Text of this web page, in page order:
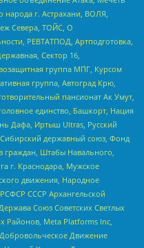
г. Астрахани, ВОЛЯ,
Севера, ТОЙС, О
РЕВТАТПОД, Артподготовка,
Сектор 16,
группа МПГ, Курсом
группа, Автоград Крю,
пансионат Ак Умут,
единство, Башкорт, Нация
Дафа, Иртыш Ultras, Русский
державный союз, Фонд
Штабы Навального,
г. Краснодара, Мужское
движения, Народное
СССР Архангельской
Союз Советских Светлых
Районов, Meta Platforms Inc,
Движение